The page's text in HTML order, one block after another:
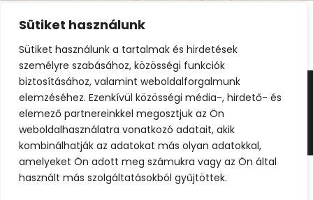
Sütiket használunk
Sütiket használunk a tartalmak és hirdetések
személyre szabásához, közösségi funkciók
biztosításához, valamint weboldalforgalmunk
elemzéséhez. Ezenkívül közösségi média-, hirdető- és
elemező partnereinkkel megosztjuk az Ön
weboldalhasználatra vonatkozó adatait, akik
kombinálhatják az adatokat más olyan adatokkal,
amelyeket Ön adott meg számukra vagy az Ön által
használt más szolgáltatásokból gyűjtöttek.
©2024 UTAZOOM - MINDEN JOG FENNTARTVA |
KÉSZÍTETTEWEBCREATIVE